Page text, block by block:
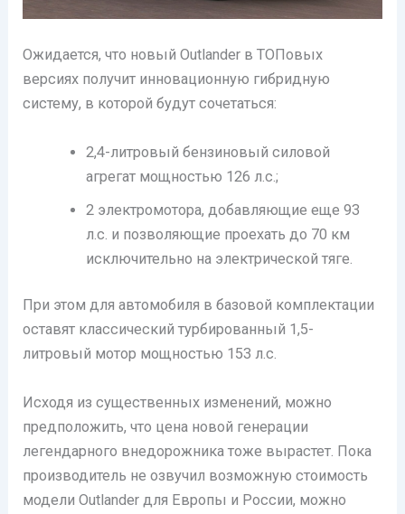
Ожидается, что новый Outlander в ТОПовых
версиях получит инновационную гибридную
систему, в которой будут сочетаться:
2,4-литровый бензиновый силовой
агрегат мощностью 126 л.с.;
2 электромотора, добавляющие еще 93
л.с. и позволяющие проехать до 70 км
исключительно на электрической тяге.
При этом для автомобиля в базовой комплектации
оставят классический турбированный 1,5-
литровый мотор мощностью 153 л.с.
Исходя из существенных изменений, можно
предположить, что цена новой генерации
легендарного внедорожника тоже вырастет. Пока
производитель не озвучил возможную стоимость
модели Outlander для Европы и России, можно